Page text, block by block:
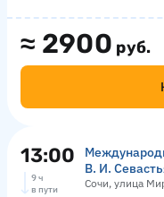
≈ 2900 руб.
13:00
В. И.
Сочи, улица
9 ч
в пути